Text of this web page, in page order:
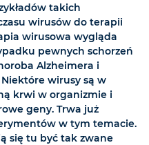
takich
wirusów do terapii
wirusowa wygląda
pewnych schorzeń
Alzheimera i
wirusy są w
krwi w organizmie i
geny. Trwa już
w tym temacie.
się tu być tak zwane